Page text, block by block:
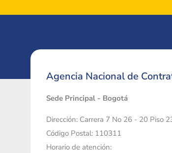
Agencia Nacional de
Sede Principal - Bogotá
Dirección: Carrera 7 No 26 - 20 Piso
Código Postal: 110311
Horario de atención: